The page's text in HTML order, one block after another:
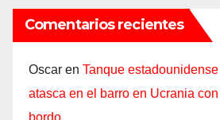
Comentarios recientes
Oscar en Tanque
atasca en el barro en Ucrania
bordo